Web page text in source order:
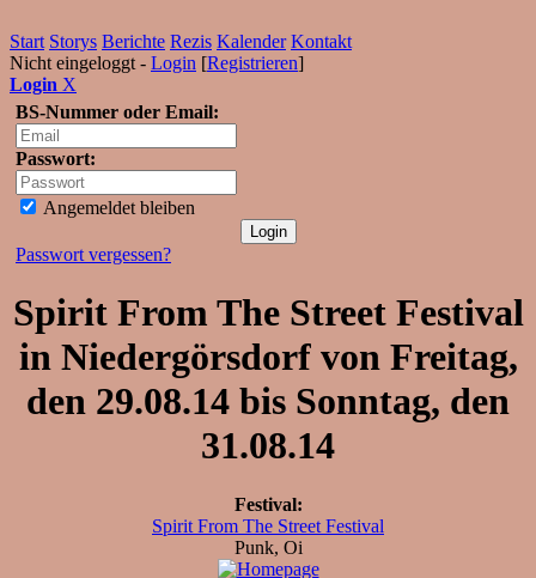
Start Storys Berichte Rezis Kalender Kontakt
Nicht eingeloggt - Login [Registrieren]
Login X
BS-Nummer oder Email:
Passwort:
Angemeldet bleiben
Passwort vergessen?
Spirit From The Street Festival
in Niedergörsdorf von Freitag,
den 29.08.14 bis Sonntag, den
31.08.14
Festival:
Spirit From The Street Festival
Punk, Oi